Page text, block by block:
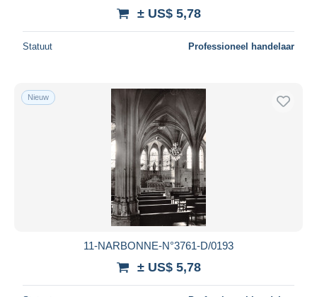
± US$ 5,78
Statuut Professioneel handelaar
Nieuw
11-NARBONNE-N°3761-D/0193
± US$ 5,78